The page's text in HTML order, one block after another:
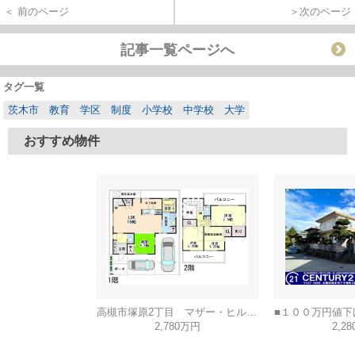
＜ 前のページ ＞次のページ
記事一覧ページへ
タグ一覧
茨木市 教育 学区 制度 小学校 中学校 大学
おすすめ物件
2,780万円